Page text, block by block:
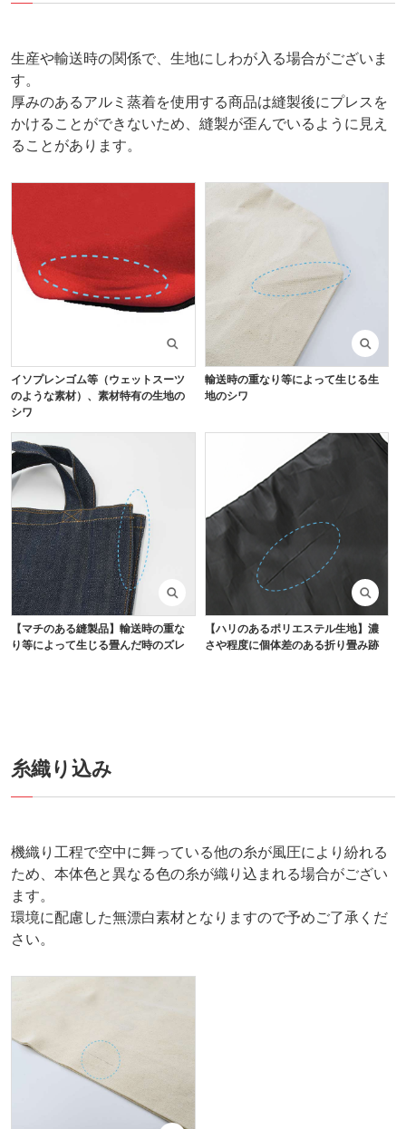
生産や輸送時の関係で、生地にしわが入る場合がございま
す。
厚みのあるアルミ蒸着を使用する商品は縫製後にプレスを
かけることができないため、縫製が歪んでいるように見え
ることがあります。
イソプレンゴム等（ウェットスーツ
のような素材）、素材特有の生地の
シワ
輸送時の重なり等によって生じる生
地のシワ
【マチのある縫製品】輸送時の重な
り等によって生じる畳んだ時のズレ
【ハリのあるポリエステル生地】濃
さや程度に個体差のある折り畳み跡
糸織り込み
機織り工程で空中に舞っている他の糸が風圧により紛れる
ため、本体色と異なる色の糸が織り込まれる場合がござい
ます。
環境に配慮した無漂白素材となりますので予めご了承くだ
さい。